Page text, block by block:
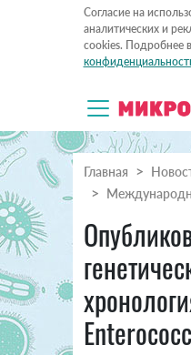
Согласие на
аналитических и
cookies. Подробнее в
Главная